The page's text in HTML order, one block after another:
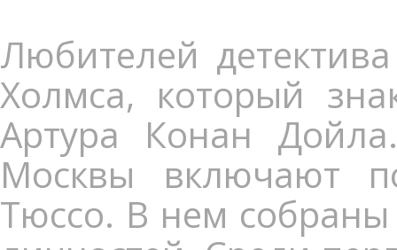
Любителей
Холмса, который
Артура Конан
Москвы включают
Тюссо. В нем собраны